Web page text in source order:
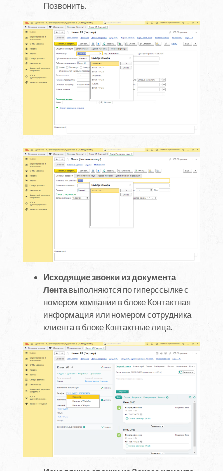
Позвонить.
Исходящие звонки из документа
Лентавыполняются по гиперссылке с
номером компании в блоке Контактная
информация или номером сотрудника
клиента в блоке Контактные лица.